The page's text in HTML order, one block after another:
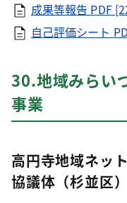
成果等報告 PDF
自己評価シート
30.地域みらい
事業
高円寺地域ネッ
協議体（杉並区）